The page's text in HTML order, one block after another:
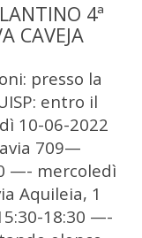
4ª
CAVEJA
presso la
entro il
10-06-2022
709—
—- mercoledì
Aquileia, 1
18:30 —-